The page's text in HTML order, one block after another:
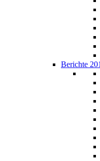
Berichte